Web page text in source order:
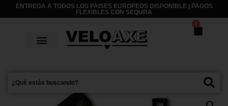
ENTREGA A TODOS LOS PAISES EUROPEOS DISPONIBLE | PAGOS
FLEXIBLES CON SEQURA
0